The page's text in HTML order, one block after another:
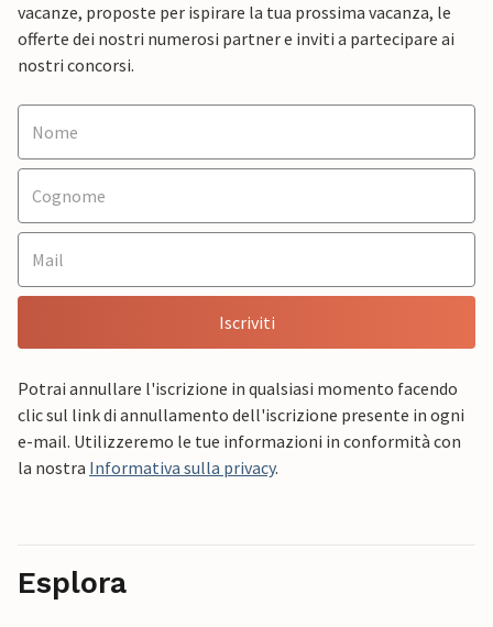
vacanze, proposte per ispirare la tua prossima vacanza, le
offerte dei nostri numerosi partner e inviti a partecipare ai
nostri concorsi.
Iscriviti
Potrai annullare l'iscrizione in qualsiasi momento facendo
clic sul link di annullamento dell'iscrizione presente in ogni
e-mail. Utilizzeremo le tue informazioni in conformità con
la nostra Informativa sulla privacy.
Esplora